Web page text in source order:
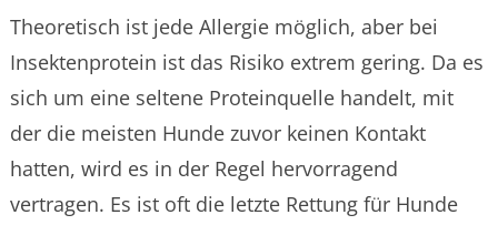
Theoretisch ist jede Allergie möglich, aber bei
Insektenprotein ist das Risiko extrem gering. Da es
sich um eine seltene Proteinquelle handelt, mit
der die meisten Hunde zuvor keinen Kontakt
hatten, wird es in der Regel hervorragend
vertragen. Es ist oft die letzte Rettung für Hunde